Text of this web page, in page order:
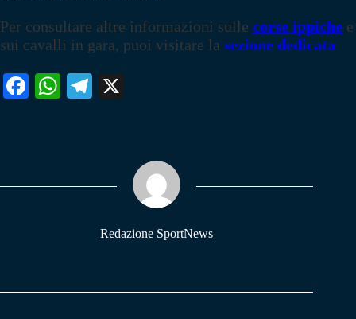
Per consultare altre informazioni sulle corse ippiche e
sui cavalli in gara, puoi visitare la sezione dedicata
Fa W
pp
Te
m
Redazione SportNews